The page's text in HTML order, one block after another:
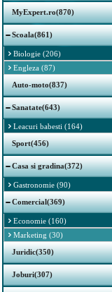
MyExpert.ro(870)
Scoala(861)
Biologie (206)
Engleza (87)
Auto-moto(837)
Sanatate(643)
Leacuri babesti (164)
Sport(456)
Casa si gradina(372)
Gastronomie (90)
Comercial(369)
Economie (160)
Marketing (30)
Juridic(350)
Joburi(307)